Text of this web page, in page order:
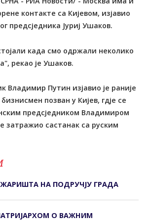
контакте са Кијевом, изјавио
предсједника Јуриј Ушаков.
када смо одржали неколико
рекао је Ушаков.
Владимир Путин изјавио је раније
позван у Кијев, гдје се
предсједником Владимиром
затражио састанак са руским
НА ПОДРУЧЈУ ГРАДА
О ВАЖНИМ